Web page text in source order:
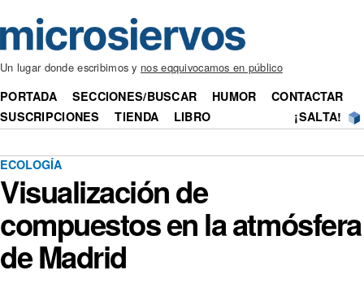
Un lugar donde escribimos y nos eqquivocamos en público
PORTADA SECCIONES/BUSCAR HUMOR
CONTACTAR
SUSCRIPCIONES
TIENDA LIBRO ¡SALTA!
ECOLOGÍA
Visualización de
compuestos en la atmósfera
de Madrid